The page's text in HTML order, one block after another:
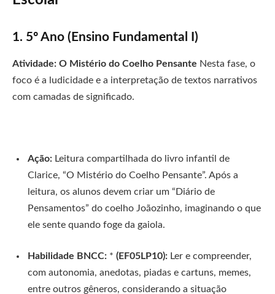
1. 5º Ano (Ensino Fundamental I)
Atividade: O Mistério do Coelho Pensante Nesta fase, o
foco é a ludicidade e a interpretação de textos narrativos
com camadas de significado.
Ação: Leitura compartilhada do livro infantil de
Clarice, “O Mistério do Coelho Pensante”. Após a
leitura, os alunos devem criar um “Diário de
Pensamentos” do coelho Joãozinho, imaginando o que
ele sente quando foge da gaiola.
Habilidade BNCC: * (EF05LP10): Ler e compreender,
com autonomia, anedotas, piadas e cartuns, memes,
entre outros gêneros, considerando a situação